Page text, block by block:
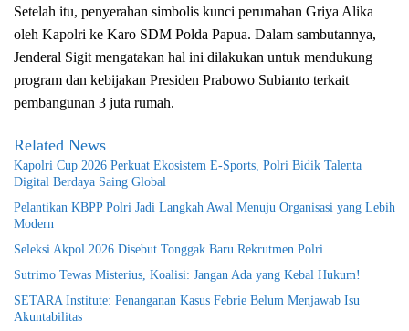
Setelah itu, penyerahan simbolis kunci perumahan Griya Alika
oleh Kapolri ke Karo SDM Polda Papua. Dalam sambutannya,
Jenderal Sigit mengatakan hal ini dilakukan untuk mendukung
program dan kebijakan Presiden Prabowo Subianto terkait
pembangunan 3 juta rumah.
Related News
Kapolri Cup 2026 Perkuat Ekosistem E-Sports, Polri Bidik Talenta
Digital Berdaya Saing Global
Pelantikan KBPP Polri Jadi Langkah Awal Menuju Organisasi yang Lebih
Modern
Seleksi Akpol 2026 Disebut Tonggak Baru Rekrutmen Polri
Sutrimo Tewas Misterius, Koalisi: Jangan Ada yang Kebal Hukum!
SETARA Institute: Penanganan Kasus Febrie Belum Menjawab Isu
Akuntabilitas